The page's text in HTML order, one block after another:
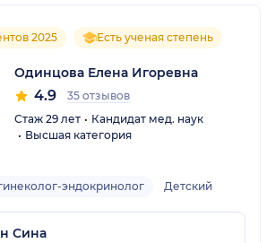
2025 Есть ученая степень
Одинцова Елена Игоревна
4.9
35 отзывов
Стаж 29 лет
Кандидат мед. наук
Высшая категория
эндокринолог Детский
Сина